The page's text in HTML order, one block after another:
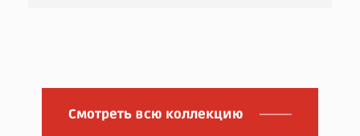
Смотреть всю коллекцию